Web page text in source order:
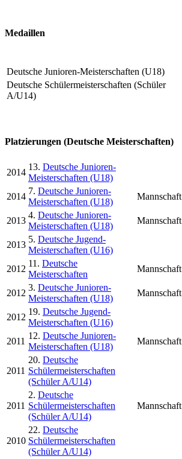
Medaillen
Deutsche Junioren-Meisterschaften (U18)
Deutsche Schülermeisterschaften (Schüler
A/U14)
Platzierungen (Deutsche Meisterschaften)
2014
13. Deutsche Junioren-
Meisterschaften (U18)
2014
7. Deutsche Junioren-
Meisterschaften (U18)
Mannschaft
2013
4. Deutsche Junioren-
Meisterschaften (U18)
Mannschaft
2013
5. Deutsche Jugend-
Meisterschaften (U16)
2012
11. Deutsche
Meisterschaften
Mannschaft
2012
3. Deutsche Junioren-
Meisterschaften (U18)
Mannschaft
2012
19. Deutsche Jugend-
Meisterschaften (U16)
2011
12. Deutsche Junioren-
Meisterschaften (U18)
Mannschaft
2011
20. Deutsche
Schülermeisterschaften
(Schüler A/U14)
2011
2. Deutsche
Schülermeisterschaften
(Schüler A/U14)
Mannschaft
2010
22. Deutsche
Schülermeisterschaften
(Schüler A/U14)